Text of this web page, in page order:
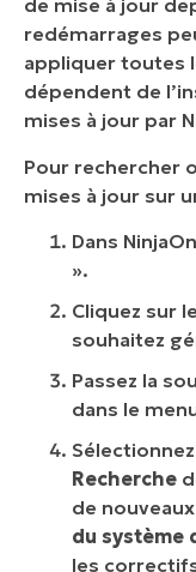
de mise à jour
redémarrages
appliquer toutes
dépendent de
mises à jour par
Pour rechercher
mises à jour sur
Dans
».
Cliquez sur
souhaitez
Passez la
dans le
Sélectionnez
Recherche
de
du système
les